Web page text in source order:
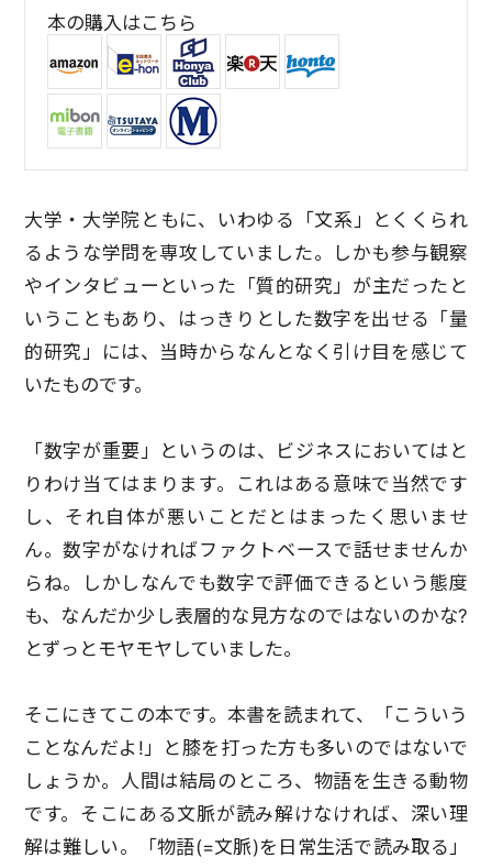
本の購入はこちら
大学・大学院ともに、いわゆる「文系」とくくられ
るような学問を専攻していました。しかも参与観察
やインタビューといった「質的研究」が主だったと
いうこともあり、はっきりとした数字を出せる「量
的研究」には、当時からなんとなく引け目を感じて
いたものです。
「数字が重要」というのは、ビジネスにおいてはと
りわけ当てはまります。これはある意味で当然です
し、それ自体が悪いことだとはまったく思いませ
ん。数字がなければファクトベースで話せませんか
らね。しかしなんでも数字で評価できるという態度
も、なんだか少し表層的な見方なのではないのかな?
とずっとモヤモヤしていました。
そこにきてこの本です。本書を読まれて、「こういう
ことなんだよ!」と膝を打った方も多いのではないで
しょうか。人間は結局のところ、物語を生きる動物
です。そこにある文脈が読み解けなければ、深い理
解は難しい。「物語(=文脈)を日常生活で読み取る」